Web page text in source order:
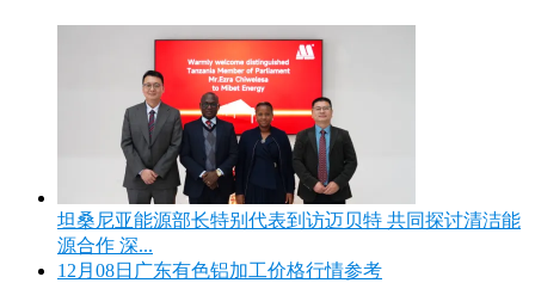
坦桑尼亚能源部长特别代表到访迈贝特 共同探讨清洁能
源合作 深...
12月08日广东有色铝加工价格行情参考